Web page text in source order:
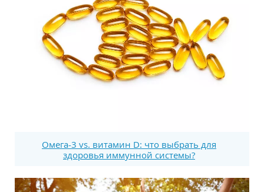
Омега-3 vs. витамин D: что выбрать для
здоровья иммунной системы?